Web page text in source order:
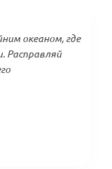
океаном, где
Расправляй